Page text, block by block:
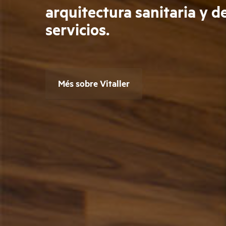
arquitectura sanitaria y
servicios.
Més sobre Vitaller